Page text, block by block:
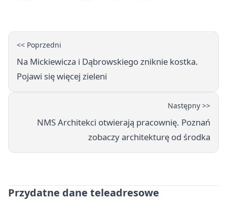
<< Poprzedni
Na Mickiewicza i Dąbrowskiego zniknie kostka.
Pojawi się więcej zieleni
Następny >>
NMS Architekci otwierają pracownię. Poznań
zobaczy architekturę od środka
Przydatne dane teleadresowe